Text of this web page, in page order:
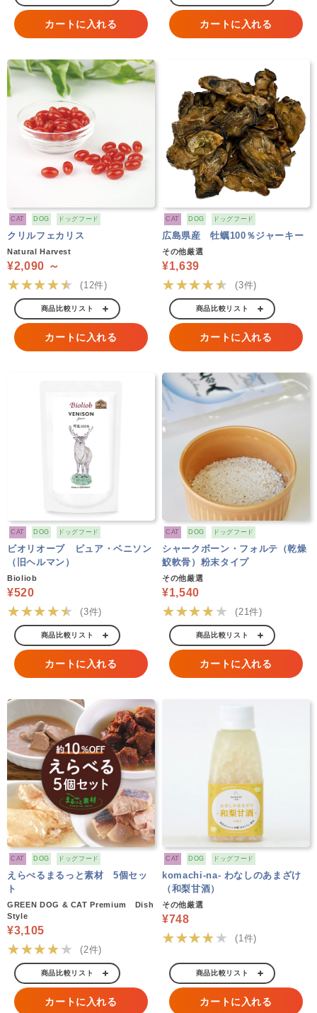
カートに入れる カートに入れる
CAT DOG ドッグフード
クリルフェカリス
Natural Harvest
¥2,090 ～
★★★★★ (12件)
商品比較リスト
カートに入れる
CAT DOG ドッグフード
広島県産 牡蠣100％ジャーキー
その他厳選
¥1,639
★★★★★ (3件)
商品比較リスト
カートに入れる
CAT DOG ドッグフード
ビオリオーブ ピュア・ベニソン
（旧ヘルマン）
Bioliob
¥520
★★★★★ (3件)
商品比較リスト
カートに入れる
CAT DOG ドッグフード
シャークボーン・フォルテ（乾燥
鮫軟骨）粉末タイプ
その他厳選
¥1,540
★★★★★ (21件)
商品比較リスト
カートに入れる
CAT DOG ドッグフード
えらべるまるっと素材 5個セッ
ト
GREEN DOG & CAT Premium Dish
Style
¥3,105
★★★★★ (2件)
商品比較リスト
カートに入れる
CAT DOG ドッグフード
komachi-na- わなしのあまざけ
（和梨甘酒）
その他厳選
¥748
★★★★★ (1件)
商品比較リスト
カートに入れる